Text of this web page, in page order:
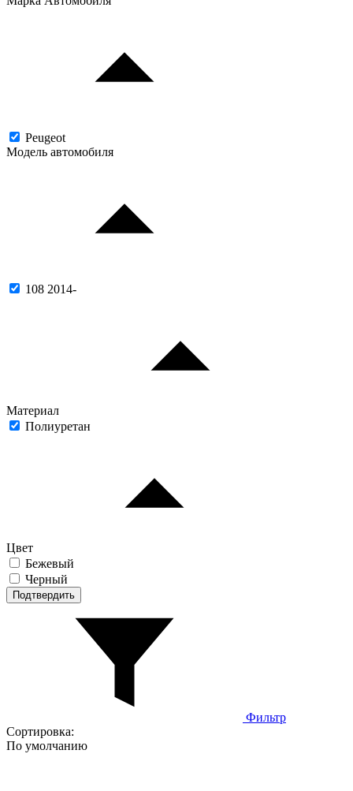
Peugeot
Модель автомобиля
108 2014-
Материал
Полиуретан
Цвет
Бежевый
Черный
Подтвердить
Фильтр
Сортировка:
По умолчанию